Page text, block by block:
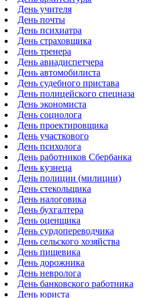
День учителя
День почты
День психиатра
День страховщика
День тренера
День авиадиспетчера
День автомобилиста
День судебного пристава
День полицейского спецназа
День экономиста
День социолога
День проектировщика
День участкового
День психолога
День работников Сбербанка
День кузнеца
День полиции (милиции)
День стекольщика
День налоговика
День бухгалтера
День оценщика
День сурдопереводчика
День сельского хозяйства
День пищевика
День дорожника
День невролога
День банковского работника
День юриста